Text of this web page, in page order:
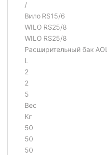
/
Вило RS15/6
WILO RS25/8
WILO RS25/8
Расширительный бак AOL
L
2
2
5
Вес
Кг
50
50
50